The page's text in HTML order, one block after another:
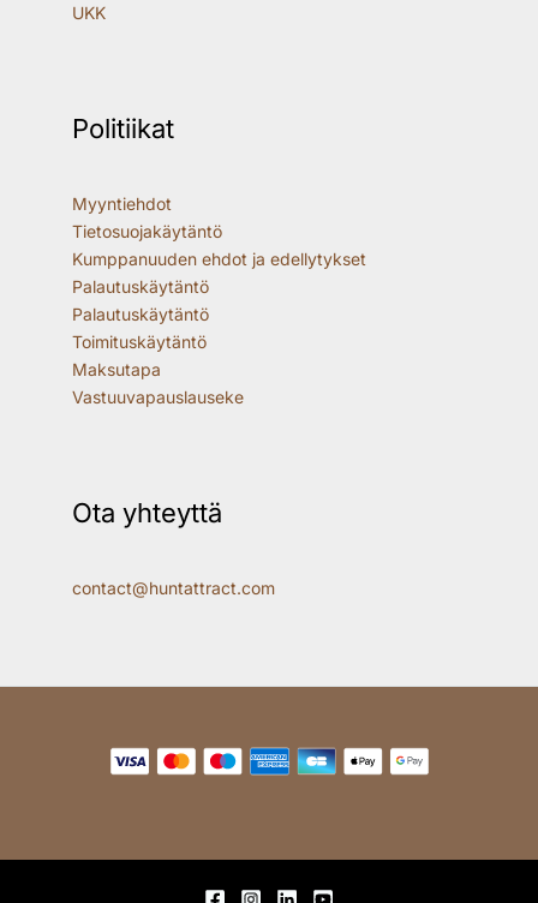
UKK
Politiikat
Myyntiehdot
Tietosuojakäytäntö
Kumppanuuden ehdot ja edellytykset
Palautuskäytäntö
Palautuskäytäntö
Toimituskäytäntö
Maksutapa
Vastuuvapauslauseke
Ota yhteyttä
contact@huntattract.com